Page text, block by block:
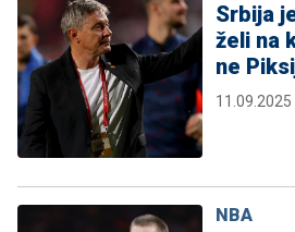
Srbija
želi na
ne
11.09.2025
NBA